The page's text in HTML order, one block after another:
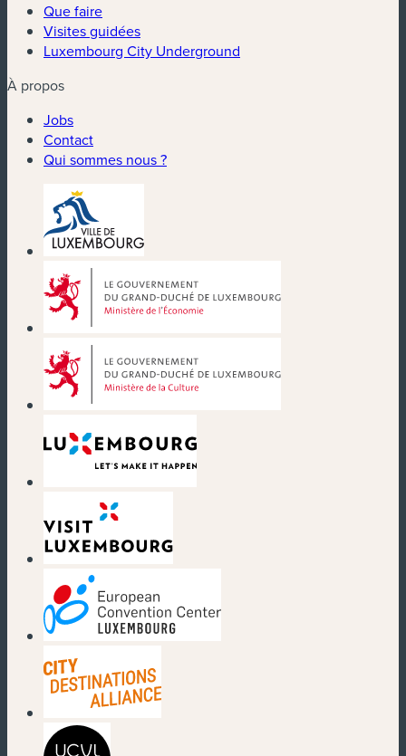
Que faire
Visites guidées
Luxembourg City Underground
À propos
Jobs
Contact
Qui sommes nous ?